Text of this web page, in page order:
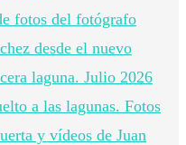
fotos del fotógrafo
desde el nuevo
laguna. Julio 2026
a las lagunas. Fotos
y vídeos de Juan